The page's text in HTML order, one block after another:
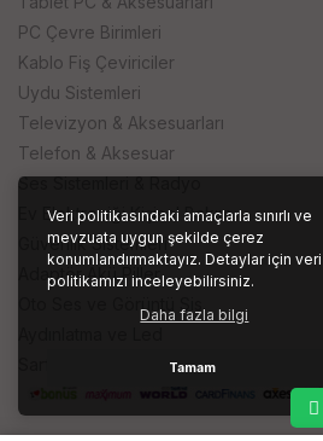
Veri politikasındaki amaçlarla sınırlı ve
mevzuata uygun şekilde çerez
konumlandırmaktayız. Detaylar için veri
politikamızı inceleyebilirsiniz.
Daha fazla bilgi
Tamam
PC Çevre Birimleri
Kablo Fiş Çeviriciler
Uydu Sistemleri
Televizyon & Aksesuarları
Telefon & Aksesuar
Ses Sistemleri & Radyo
Ev Elektroniği Kişisel Bakım
Güvenlik Sistemleri
Adaptör Akü Piller
Sarf ve İşyeri Ürünleri